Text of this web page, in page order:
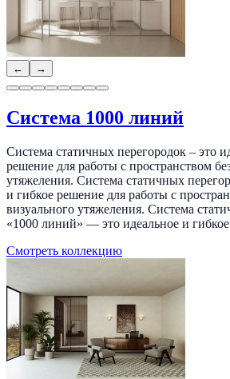
← →
Система 1000 линий
Система статичных перегородок – это
решение для работы с пространством
утяжеления. Система статичных
и гибкое решение для работы с
визуального утяжеления. Система
«1000 линий» — это идеальное и
Смотреть коллекцию